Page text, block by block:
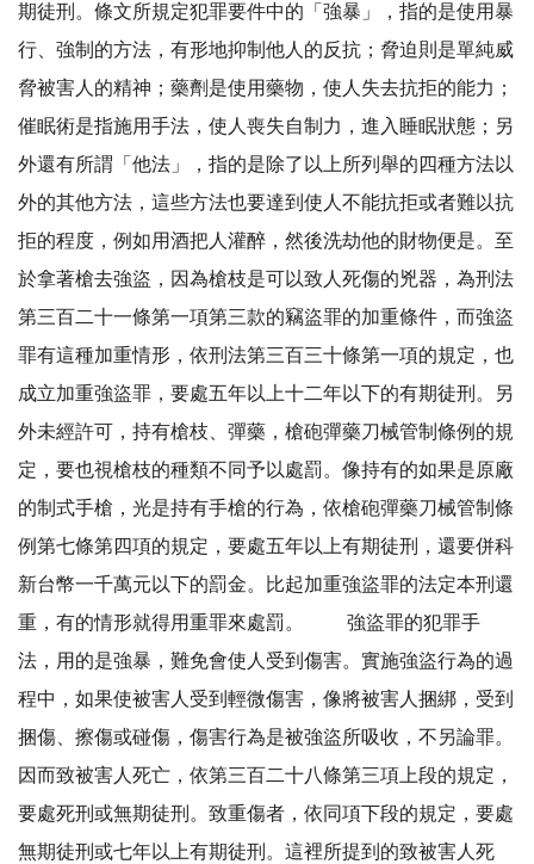
期徒刑。條文所規定犯罪要件中的「強暴」，指的是使用暴
行、強制的方法，有形地抑制他人的反抗；脅迫則是單純威
脅被害人的精神；藥劑是使用藥物，使人失去抗拒的能力；
催眠術是指施用手法，使人喪失自制力，進入睡眠狀態；另
外還有所謂「他法」，指的是除了以上所列舉的四種方法以
外的其他方法，這些方法也要達到使人不能抗拒或者難以抗
拒的程度，例如用酒把人灌醉，然後洗劫他的財物便是。至
於拿著槍去強盜，因為槍枝是可以致人死傷的兇器，為刑法
第三百二十一條第一項第三款的竊盜罪的加重條件，而強盜
罪有這種加重情形，依刑法第三百三十條第一項的規定，也
成立加重強盜罪，要處五年以上十二年以下的有期徒刑。另
外未經許可，持有槍枝、彈藥，槍砲彈藥刀械管制條例的規
定，要也視槍枝的種類不同予以處罰。像持有的如果是原廠
的制式手槍，光是持有手槍的行為，依槍砲彈藥刀械管制條
例第七條第四項的規定，要處五年以上有期徒刑，還要併科
新台幣一千萬元以下的罰金。比起加重強盜罪的法定本刑還
重，有的情形就得用重罪來處罰。 強盜罪的犯罪手
法，用的是強暴，難免會使人受到傷害。實施強盜行為的過
程中，如果使被害人受到輕微傷害，像將被害人捆綁，受到
捆傷、擦傷或碰傷，傷害行為是被強盜所吸收，不另論罪。
因而致被害人死亡，依第三百二十八條第三項上段的規定，
要處死刑或無期徒刑。致重傷者，依同項下段的規定，要處
無期徒刑或七年以上有期徒刑。這裡所提到的致被害人死